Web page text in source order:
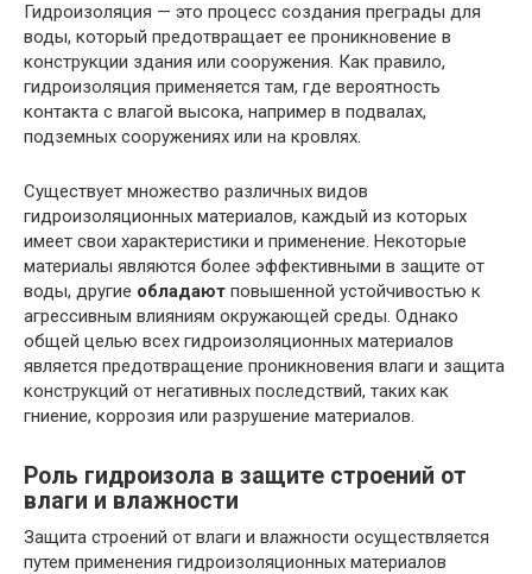
Гидроизоляция — это процесс создания преграды для
воды, который предотвращает ее проникновение в
конструкции здания или сооружения. Как правило,
гидроизоляция применяется там, где вероятность
контакта с влагой высока, например в подвалах,
подземных сооружениях или на кровлях.
Существует множество различных видов
гидроизоляционных материалов, каждый из которых
имеет свои характеристики и применение. Некоторые
материалы являются более эффективными в защите от
воды, другие обладают повышенной устойчивостью к
агрессивным влияниям окружающей среды. Однако
общей целью всех гидроизоляционных материалов
является предотвращение проникновения влаги и защита
конструкций от негативных последствий, таких как
гниение, коррозия или разрушение материалов.
Роль гидроизола в защите строений от
влаги и влажности
Защита строений от влаги и влажности осуществляется
путем применения гидроизоляционных материалов